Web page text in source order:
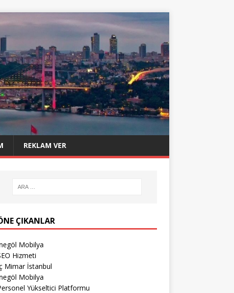
REKLAM VER
ÇIKANLAR
Mobilya
Hizmeti
Mimar İstanbul
Mobilya
Yükseltici Platformu